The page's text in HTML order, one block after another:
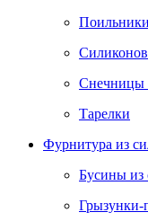
Поильники
Снечницы
Тарелки
Фурнитура из
Бусины из
Грызунки-